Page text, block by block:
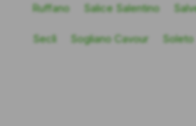
Ruffano Salice Salentino
Seclì Sogliano Cavour Soleto